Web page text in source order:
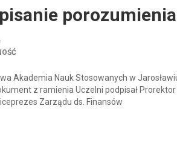
Akademia Nauk Stosowanych w
z ramienia Uczelni podpisał
Zarządu ds. Finansów